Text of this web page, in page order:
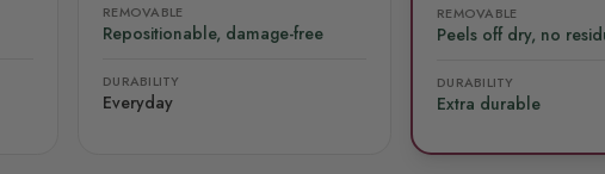
REMOVABLE
Repositionable, damage-free
DURABILITY
Everyday
REMOVABLE
Peels off dry, no
DURABILITY
Extra durable